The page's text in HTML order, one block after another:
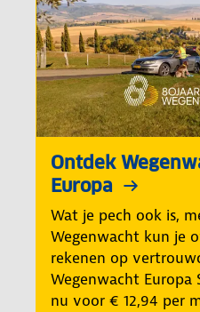
Ontdek
Europa
Wat je pech ook is,
Wegenwacht kun je
rekenen op
Wegenwacht Europa
nu voor € 12,94 per